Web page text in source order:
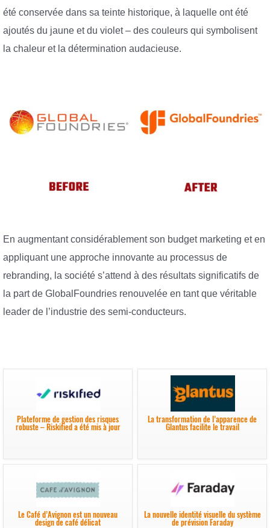
été conservée dans sa teinte historique, à laquelle ont été
ajoutés du jaune et du violet – des couleurs qui symbolisent
la chaleur et la détermination audacieuse.
En augmentant considérablement son budget marketing et en
appliquant une approche innovante au processus de
rebranding, la société s’attend à des résultats significatifs de
la part de GlobalFoundries renouvelée en tant que véritable
leader de l’industrie des semi-conducteurs.
Plateforme de gestion des risques
robuste – Riskified a été mis à jour
La transformation de l’apparence de
Glantus facilite le travail
Le Café d’Avignon est un nouveau
design de café délicat
La nouvelle identité visuelle du système
de prévision Faraday